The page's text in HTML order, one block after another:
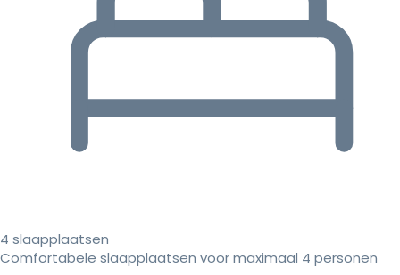
4 slaapplaatsen
Comfortabele slaapplaatsen voor maximaal 4 personen